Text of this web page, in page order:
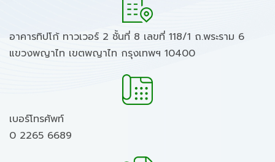
อาคารทิปโก้ ทาวเวอร์ 2 ชั้นที่ 8 เลขที่ 118/1 ถ.พระราม 6
แขวงพญาไท เขตพญาไท กรุงเทพฯ 10400
เบอร์โทรศัพท์
0 2265 6689